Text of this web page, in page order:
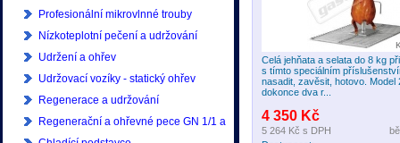
Profesionální mikrovlnné trouby
Samsung
Nízkoteplotní pečení a udržování
Udržení a ohřev
Udržovací vozíky - statický ohřev
Regenerace a udržování
Regenerační a ohřevné pece GN 1/1 a
Celá jehňata a selata do 8 kg
s tímto speciálním
nasadit, zavěsit, hotovo. Model
dokonce dva r...
4 350 Kč
5 264 Kč s DPH